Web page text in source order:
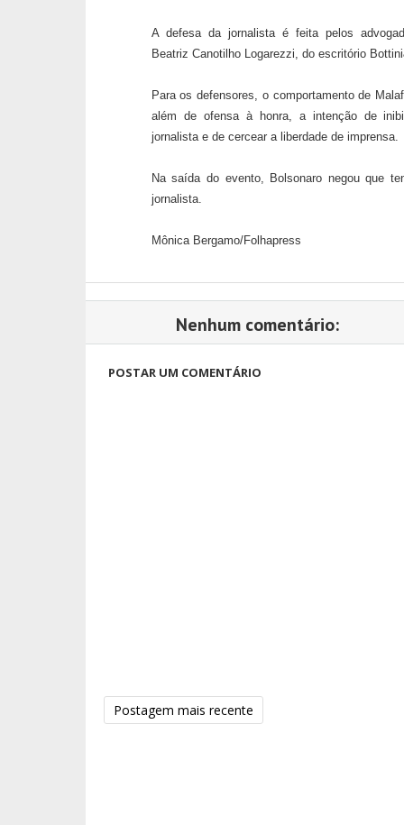
A defesa da jornalista é feita pelos
Beatriz Canotilho Logarezzi, do escritório
Para os defensores, o comportamento de
além de ofensa à honra, a intenção de
jornalista e de cercear a liberdade de imprensa.
Na saída do evento, Bolsonaro negou que
jornalista.
Mônica Bergamo/Folhapress
Nenhum comentário:
POSTAR UM COMENTÁRIO
Postagem mais recente